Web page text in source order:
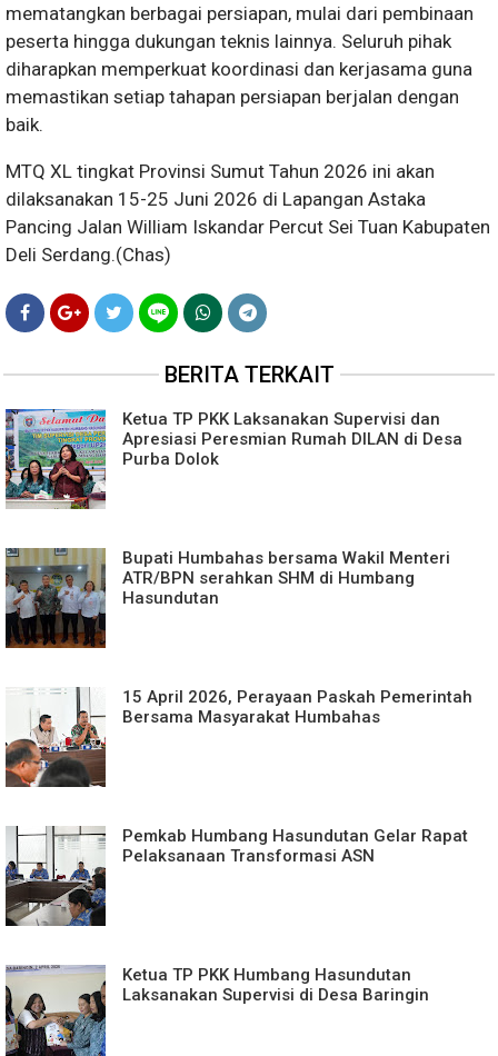
mematangkan berbagai persiapan, mulai dari pembinaan
peserta hingga dukungan teknis lainnya. Seluruh pihak
diharapkan memperkuat koordinasi dan kerjasama guna
memastikan setiap tahapan persiapan berjalan dengan
baik.
MTQ XL tingkat Provinsi Sumut Tahun 2026 ini akan
dilaksanakan 15-25 Juni 2026 di Lapangan Astaka
Pancing Jalan William Iskandar Percut Sei Tuan Kabupaten
Deli Serdang.(Chas)
BERITA TERKAIT
Ketua TP PKK Laksanakan Supervisi dan
Apresiasi Peresmian Rumah DILAN di Desa
Purba Dolok
Bupati Humbahas bersama Wakil Menteri
ATR/BPN serahkan SHM di Humbang
Hasundutan
15 April 2026, Perayaan Paskah Pemerintah
Bersama Masyarakat Humbahas
Pemkab Humbang Hasundutan Gelar Rapat
Pelaksanaan Transformasi ASN
Ketua TP PKK Humbang Hasundutan
Laksanakan Supervisi di Desa Baringin